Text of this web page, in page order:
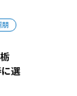
朋
選